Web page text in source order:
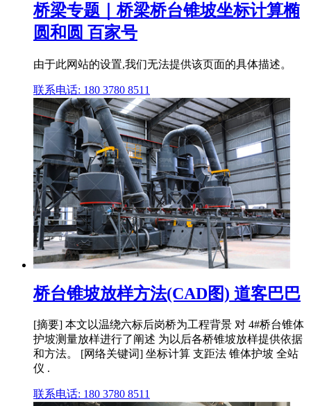
桥梁专题｜桥梁桥台锥坡坐标计算椭
圆和圆 百家号
由于此网站的设置,我们无法提供该页面的具体描述。
联系电话: 180 3780 8511
桥台锥坡放样方法(CAD图) 道客巴巴
[摘要] 本文以温绕六标后岗桥为工程背景 对 4#桥台锥体
护坡测量放样进行了阐述 为以后各桥锥坡放样提供依据
和方法。 [网络关键词] 坐标计算 支距法 锥体护坡 全站
仪 .
联系电话: 180 3780 8511